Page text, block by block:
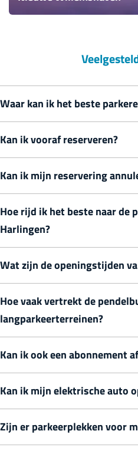
e
Waar kan ik het beste
Kan ik vooraf reserveren?
Kan ik mijn reservering
Hoe rijd ik het beste naar de
Harlingen?
Wat zijn de openingstijden
Hoe vaak vertrekt de
langparkeerterreinen?
Kan ik ook een abonnement
Kan ik mijn elektrische auto
Zijn er parkeerplekken voor